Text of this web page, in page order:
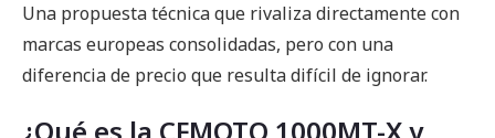
Una propuesta técnica que rivaliza directamente con
marcas europeas consolidadas, pero con una
diferencia de precio que resulta difícil de ignorar.